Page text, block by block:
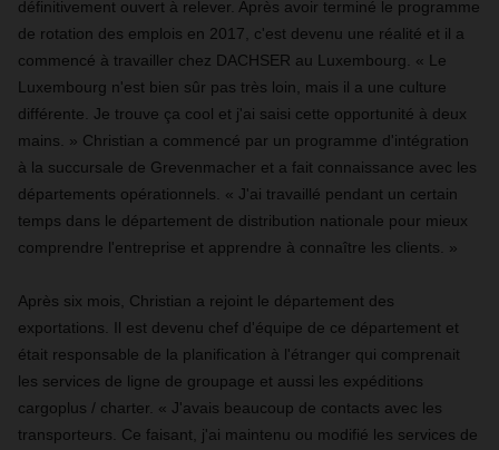
définitivement ouvert à relever. Après avoir terminé le programme
de rotation des emplois en 2017, c'est devenu une réalité et il a
commencé à travailler chez DACHSER au Luxembourg. « Le
Luxembourg n'est bien sûr pas très loin, mais il a une culture
différente. Je trouve ça cool et j'ai saisi cette opportunité à deux
mains. » Christian a commencé par un programme d'intégration
à la succursale de Grevenmacher et a fait connaissance avec les
départements opérationnels. « J'ai travaillé pendant un certain
temps dans le département de distribution nationale pour mieux
comprendre l'entreprise et apprendre à connaître les clients. »
Après six mois, Christian a rejoint le département des
exportations. Il est devenu chef d'équipe de ce département et
était responsable de la planification à l'étranger qui comprenait
les services de ligne de groupage et aussi les expéditions
cargoplus / charter. « J'avais beaucoup de contacts avec les
transporteurs. Ce faisant, j'ai maintenu ou modifié les services de